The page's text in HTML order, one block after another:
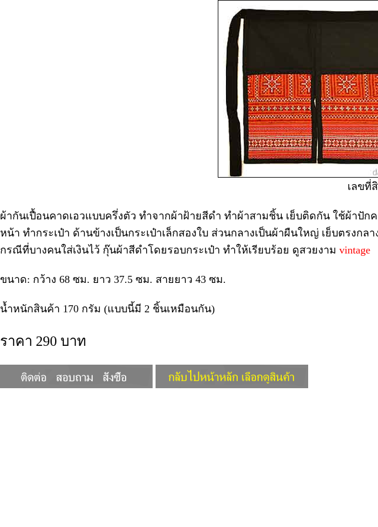
เลขที่
ผ้ากันเปื้อนคาดเอวแบบครึ่งตัว ทำจากผ้าฝ้ายสีดำ ทำผ้าสามชิ้น เย็บติดกัน ใช้ผ้า
หน้า ทำกระเป๋า ด้านข้างเป็นกระเป๋าเล็กสองใบ ส่วนกลางเป็นผ้าผืนใหญ่ เย็บตรง
กรณีที่บางคนใส่เงินไว้ กุ๊นผ้าสีดำโดยรอบกระเป๋า ทำให้เรียบร้อย ดูสวยงาม vintage
ขนาด: กว้าง 68 ซม. ยาว 37.5 ซม. สายยาว 43 ซม.
น้ำหนักสินค้า 170 กรัม (แบบนี้มี 2 ชิ้นเหมือนกัน)
ราคา 290 บาท